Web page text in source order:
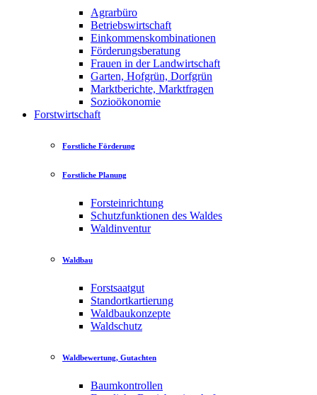
Agrarbüro
Betriebswirtschaft
Einkommenskombinationen
Förderungsberatung
Frauen in der Landwirtschaft
Garten, Hofgrün, Dorfgrün
Marktberichte, Marktfragen
Sozioökonomie
Forstwirtschaft
Forstliche Förderung
Forstliche Planung
Forsteinrichtung
Schutzfunktionen des Waldes
Waldinventur
Waldbau
Forstsaatgut
Standortkartierung
Waldbaukonzepte
Waldschutz
Waldbewertung, Gutachten
Baumkontrollen